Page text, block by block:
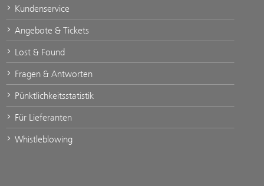
Kundenservice
Angebote & Tickets
Lost & Found
Fragen & Antworten
Pünktlichkeitsstatistik
Für Lieferanten
Whistleblowing